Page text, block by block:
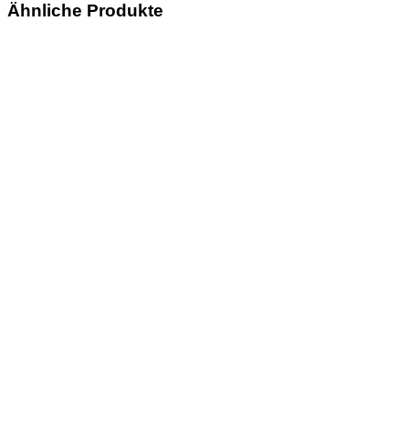
Ähnliche Produkte